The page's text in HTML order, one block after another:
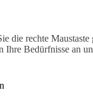
die rechte
Ihre Bedürfnisse an